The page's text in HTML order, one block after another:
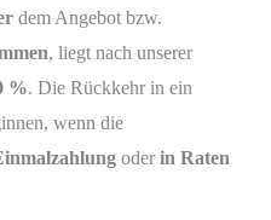
dem Angebot bzw.
, liegt nach unserer
%. Die Rückkehr in ein
wenn die
oder in Raten